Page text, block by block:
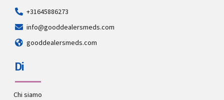
+31645886273
info@gooddealersmeds.com
gooddealersmeds.com
Di
Chi siamo